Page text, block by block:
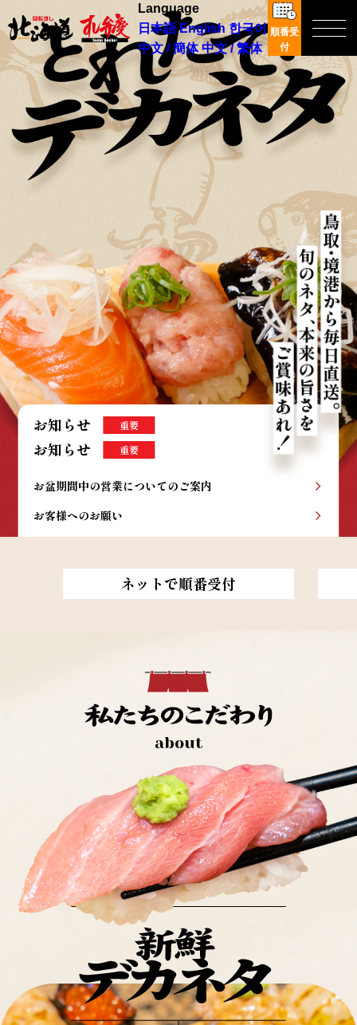
Language
日本語 English 한국어
中文 / 簡体 中文 / 繁体
順番受
付
お知らせ 重要
お知らせ 重要
お盆期間中の営業についてのご案内
お客様へのお願い
ネットで順番受付
about